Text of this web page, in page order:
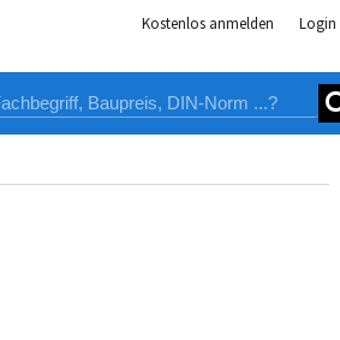
Kostenlos anmelden Login